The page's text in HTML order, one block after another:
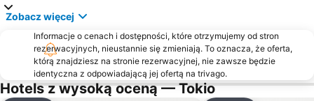
Shin-Okubo station
Ebisu Metro Station
Tokyo Disneyland
Baraki-Nakayama Metro Station
Omiya Station
Dworzec Kolejowy Nihonbashi
Yurakucho Station
Shinjuku-gyoemmae Metro Station
Dworzec Kolejowy Harajuku
Zobacz więcej
Informacje o cenach i dostępności, które otrzymujemy od stron
rezerwacyjnych, nieustannie się zmieniają. To oznacza, że oferta,
którą znajdziesz na stronie rezerwacyjnej, nie zawsze będzie
identyczna z odpowiadającą jej ofertą na trivago.
Hotels z wysoką oceną — Tokio